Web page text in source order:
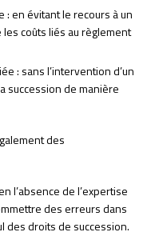
en évitant le recours à un
coûts liés au règlement
: sans l’intervention d’un
succession de manière
des
l’absence de l’expertise
des erreurs dans
des droits de succession.